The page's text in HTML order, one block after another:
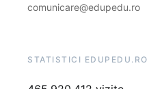
comunicare@edupedu.ro
STATISTICI EDUPEDU.RO